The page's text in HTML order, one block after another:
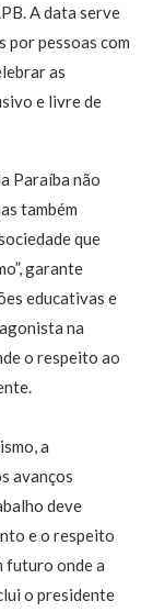
A data serve
por pessoas com
as
e livre de
Paraíba não
também
que
garante
educativas e
na
o respeito ao
a
avanços
deve
e o respeito
futuro onde a
o presidente